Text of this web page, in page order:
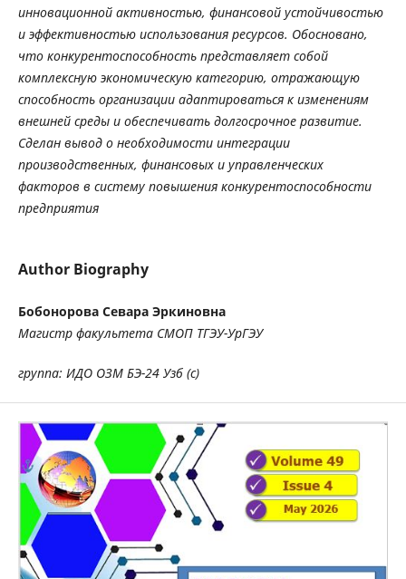
инновационной активностью, финансовой устойчивостью
и эффективностью использования ресурсов. Обосновано,
что конкурентоспособность представляет собой
комплексную экономическую категорию, отражающую
способность организации адаптироваться к изменениям
внешней среды и обеспечивать долгосрочное развитие.
Сделан вывод о необходимости интеграции
производственных, финансовых и управленческих
факторов в систему повышения конкурентоспособности
предприятия
Author Biography
Бобонорова Севара Эркиновна
Магистр факультета СМОП ТГЭУ-УрГЭУ
группа: ИДО ОЗМ БЭ-24 Узб (с)